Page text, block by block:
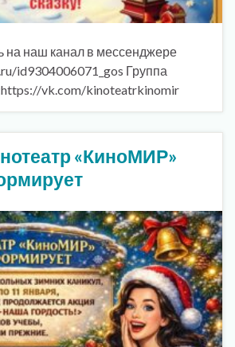
на наш канал в мессенджере
id9304006071_gos Группа
vk.com/kinoteatrkinomir
«КиноМИР»